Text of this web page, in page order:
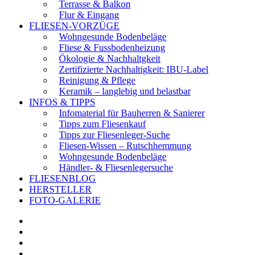
Terrasse & Balkon
Flur & Eingang
FLIESEN-VORZÜGE
Wohngesunde Bodenbeläge
Fliese & Fussbodenheizung
Ökologie & Nachhaltgkeit
Zertifizierte Nachhaltigkeit: IBU-Label
Reinigung & Pflege
Keramik – langlebig und belastbar
INFOS & TIPPS
Infomaterial für Bauherren & Sanierer
Tipps zum Fliesenkauf
Tipps zur Fliesenleger-Suche
Fliesen-Wissen – Rutschhemmung
Wohngesunde Bodenbeläge
Händler- & Fliesenlegersuche
FLIESENBLOG
HERSTELLER
FOTO-GALERIE